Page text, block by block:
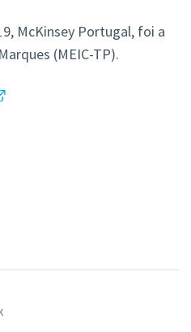
McKinsey Portugal, foi a
(MEIC-TP).